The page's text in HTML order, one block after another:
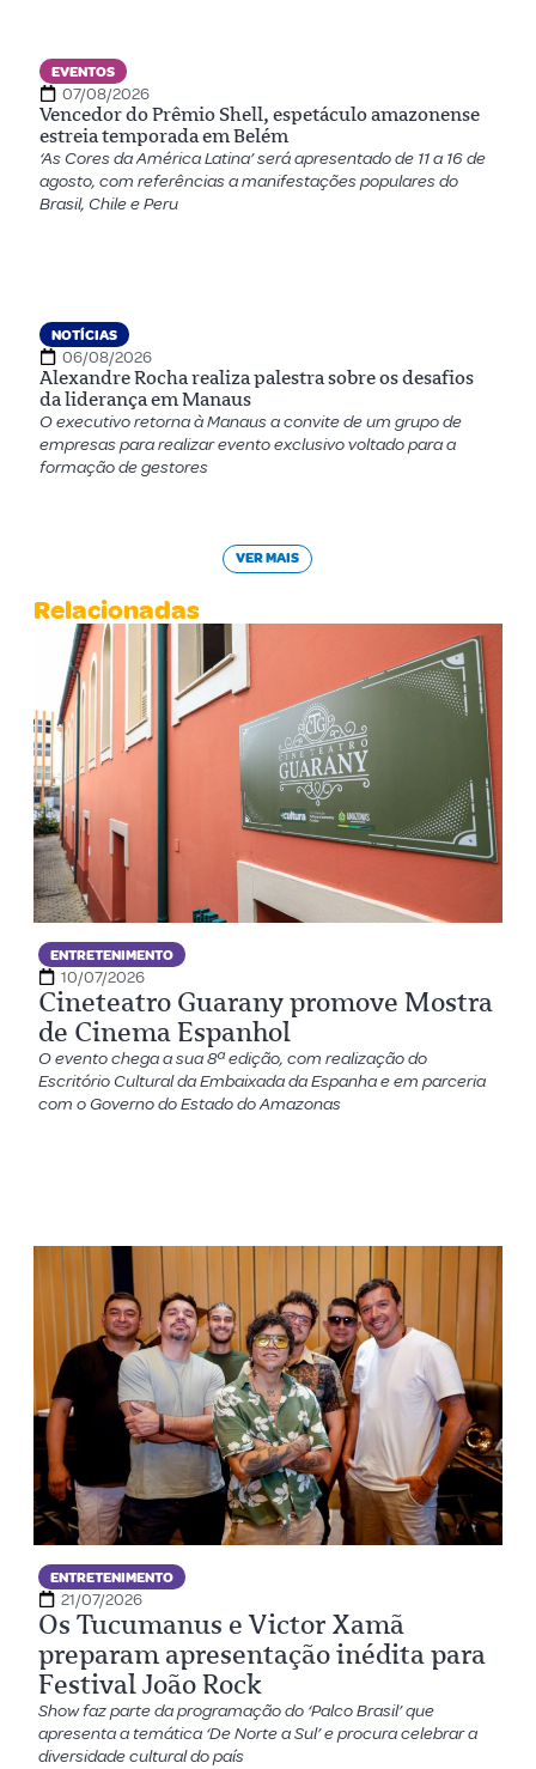
EVENTOS
07/08/2026
Vencedor do Prêmio Shell, espetáculo amazonense
estreia temporada em Belém
‘As Cores da América Latina’ será apresentado de 11 a 16 de
agosto, com referências a manifestações populares do
Brasil, Chile e Peru
NOTÍCIAS
06/08/2026
Alexandre Rocha realiza palestra sobre os desafios
da liderança em Manaus
O executivo retorna à Manaus a convite de um grupo de
empresas para realizar evento exclusivo voltado para a
formação de gestores
VER MAIS
Relacionadas
ENTRETENIMENTO
10/07/2026
Cineteatro Guarany promove Mostra
de Cinema Espanhol
O evento chega a sua 8ª edição, com realização do
Escritório Cultural da Embaixada da Espanha e em parceria
com o Governo do Estado do Amazonas
ENTRETENIMENTO
21/07/2026
Os Tucumanus e Victor Xamã
preparam apresentação inédita para
Festival João Rock
Show faz parte da programação do ‘Palco Brasil’ que
apresenta a temática ‘De Norte a Sul’ e procura celebrar a
diversidade cultural do país